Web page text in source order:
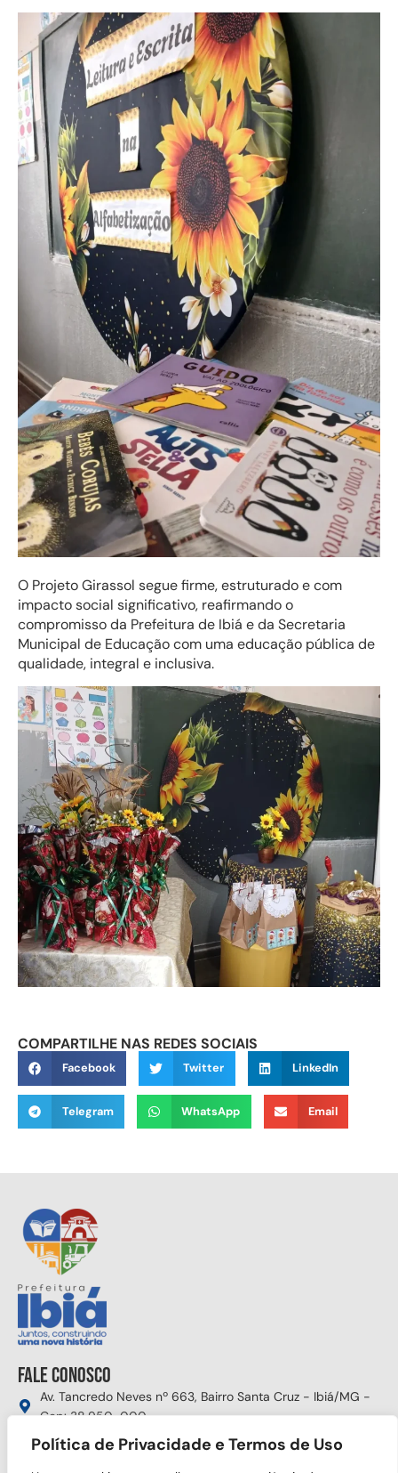
Política de Privacidade e Termos de Uso
O Projeto Girassol segue firme, estruturado e com
impacto social significativo, reafirmando o
compromisso da Prefeitura de Ibiá e da Secretaria
Municipal de Educação com uma educação pública de
qualidade, integral e inclusiva.
COMPARTILHE NAS REDES SOCIAIS
Facebook Twitter LinkedIn
Telegram WhatsApp Email
Fale conosco
Av. Tancredo Neves nº 663, Bairro Santa Cruz - Ibiá/MG -
Cep: 38.950-000
(34) 3631-5750